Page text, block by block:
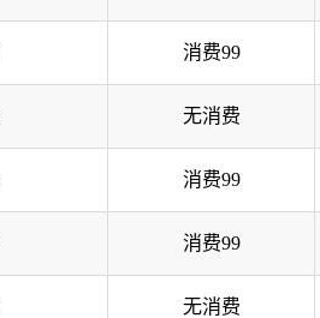
消费99
无消费
消费99
消费99
无消费